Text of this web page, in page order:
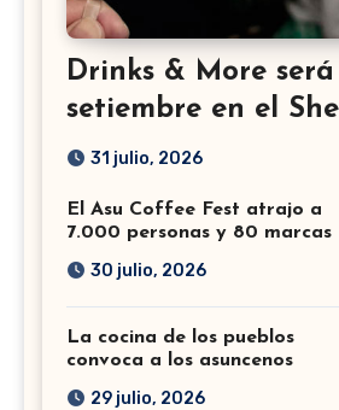
Drinks & More
setiembre en el
31 julio, 2026
El Asu Coffee Fest atrajo a
7.000 personas y 80 marcas
30 julio, 2026
La cocina de los pueblos
convoca a los asuncenos
29 julio, 2026